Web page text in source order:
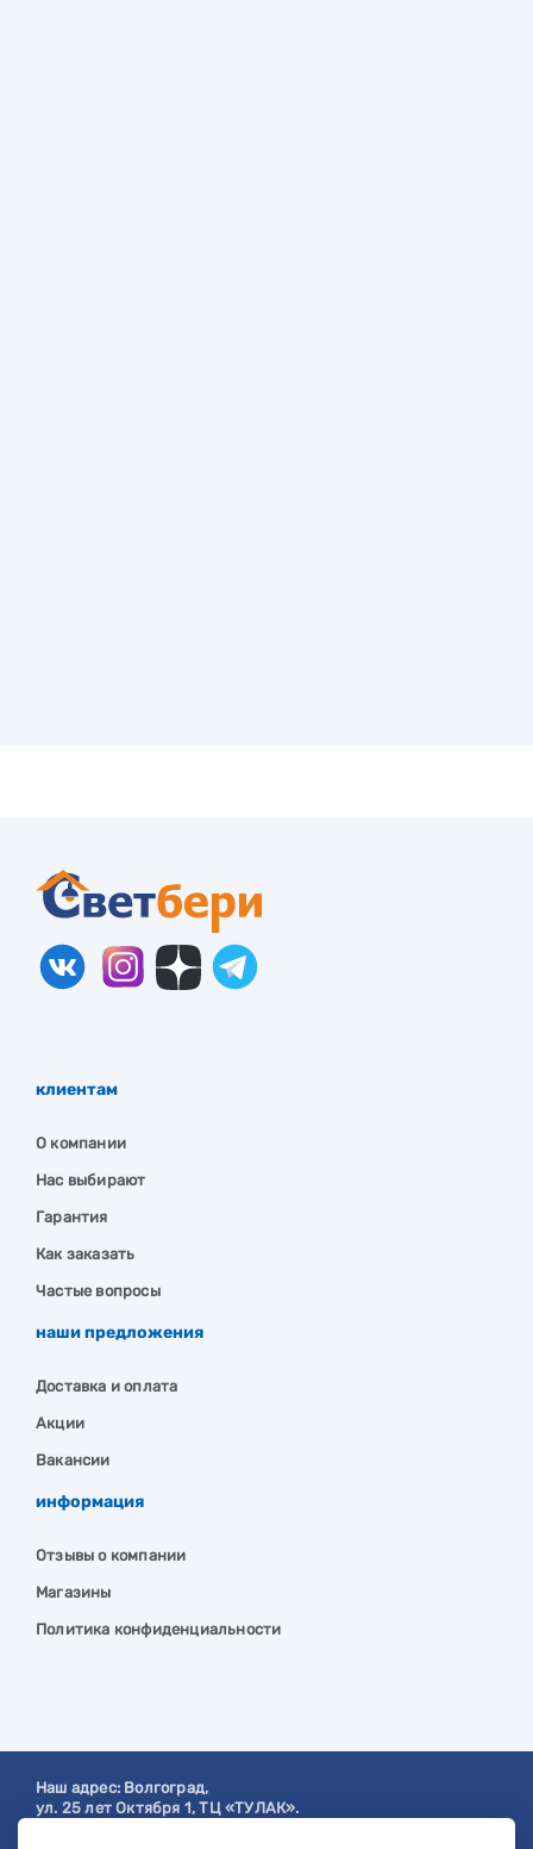
клиентам
О компании
Нас выбирают
Гарантия
Как заказать
Частые вопросы
наши предложения
Доставка и оплата
Акции
Вакансии
информация
Отзывы о компании
Магазины
Политика конфиденциальности
Наш адрес: Волгоград,
ул. 25 лет Октября 1, ТЦ «ТУЛАК».